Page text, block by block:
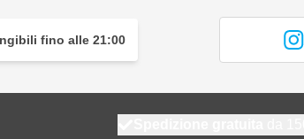
fino alle 21:00